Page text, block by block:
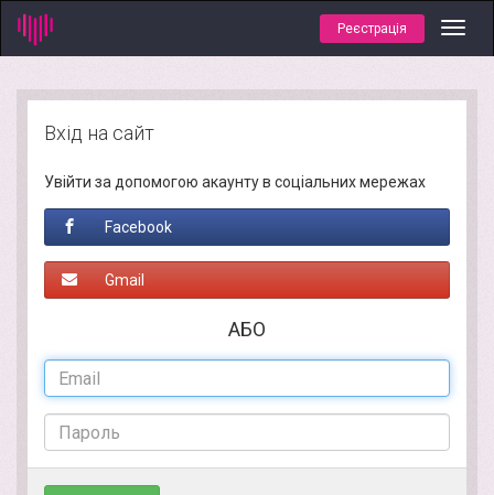
Реєстрація
Вхід на сайт
Увійти за допомогою акаунту в соціальних мережах
Facebook
Gmail
АБО